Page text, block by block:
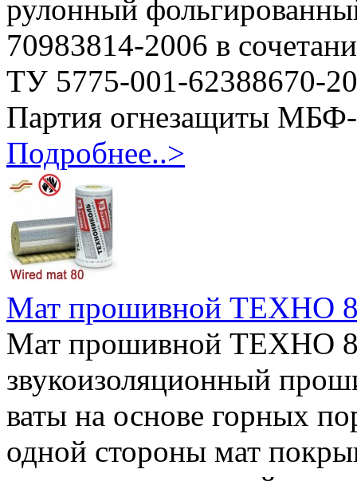
рулонный
70983814-2006 в
ТУ 5775-001-62388670-
Партия огнезащиты МБФ-
Подробнее..>
Мат прошивной ТЕХНО
Мат прошивной ТЕХНО
звукоизоляционный
ваты на основе горных
одной стороны мат